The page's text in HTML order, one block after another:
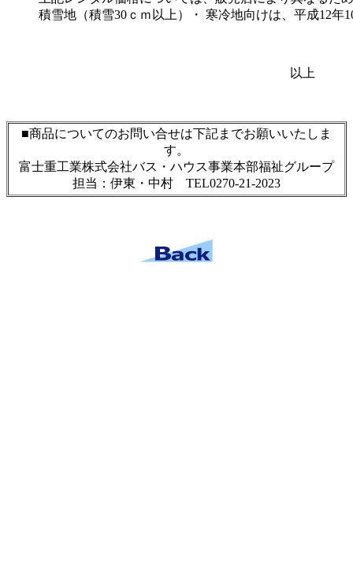
積雪地（積雪30ｃｍ以上）・ 寒冷地向けは、平成12年
以上
■商品についてのお問い合せは下記までお願いいたしま
す。
富士重工業株式会社バス・ハウス事業本部福祉グループ
担当：伊東・中村 TEL0270-21-2023